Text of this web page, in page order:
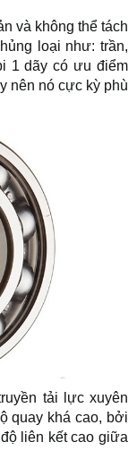
và không thể tách
loại như: trần,
1 dãy có ưu điểm
nên nó cực kỳ phù
tải lực xuyên
quay khá cao, bởi
liên kết cao giữa